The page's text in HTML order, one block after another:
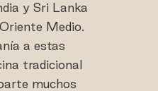
y Sri Lanka
Medio.
a estas
tradicional
muchos